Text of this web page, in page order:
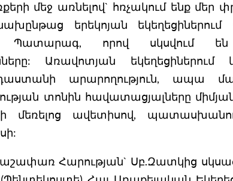
մեջ առնելով` հռչակում ենք մեր
երեկոյան եկեղեցիներում
Պատարագ, որով սկսվում
Առավոտյան
արարողություն, ապա
տոնին հավատացյալները
մեռելոց ավետիսով,
Հարության` Սբ.Զատկից